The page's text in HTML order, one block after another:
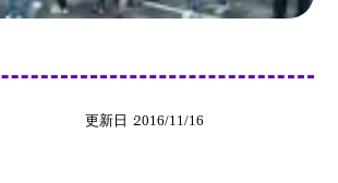
更新日 2016/11/16